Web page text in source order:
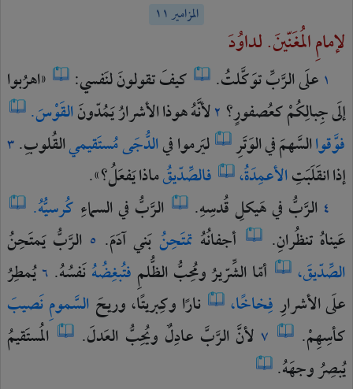
المزامير ١١
لإمامِ المُغَنّينَ. لداوُدَ
١ علَىالرَّبِّتوَكَّلتُ. كيفَتقولونَلنَفسي:
«اهرُبوا
إلَىجِبالِكُمْكعُصفورٍ؟ ٢لأنَّهُهوذاالأشرارُيَمُدّونَالقَوْسَ.
فوَّقواالسَّهمَفيالوَتَرِ ليَرموافيالدُّجَىمُستَقيميالقُلوبِ.٣
إذاانقَلَبَتِالأعمِدَةُ، فالصِّدّيقُماذايَفعَلُ؟».
٤ الرَّبُّفيهَيكلِقُدسِهِ. الرَّبُّفيالسماءِ كُرسيُّهُ.
عَيناهُتنظُرانِ. أجفانُهُ تمتَحِنُبَنيآدَمَ. ٥ الرَّبُّيَمتَحِنُ
الصِّدّيقَ،
أمّاالشِّرّيرُومُحِبُّالظُّلمِفتُبغِضُهُنَفسُهُ. ٦ يُمطِرُ
علَىالأشرارِفِخاخًا، نارًاوكِبريتًا،وريحَالسَّمومِنَصيبَ
كأسِهِمْ.
٧ لأنَّالرَّبَّ عادِلٌ ويُحِبُّ العَدلَ.
المُستَقيمُ
يُبصِرُوجهَهُ.